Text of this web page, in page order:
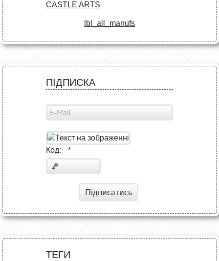
CASTLE ARTS
lbl_all_manufs
ПІДПИСКА
Код: *
Підписатись
ТЕГИ